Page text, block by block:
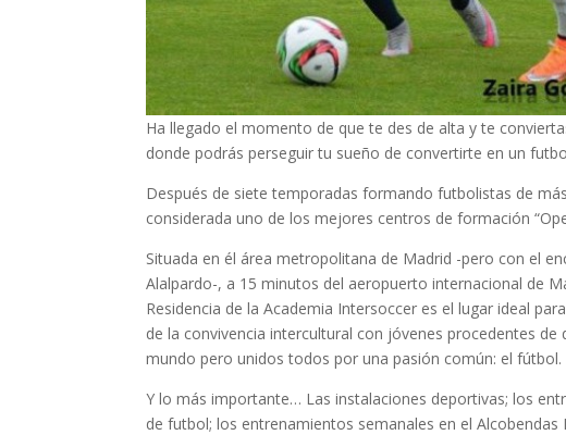
Ha llegado el momento de que te des de alta y te
donde podrás perseguir tu sueño de convertirte en un
Después de siete temporadas formando futbolistas de
considerada uno de los mejores centros de formación
Situada en él área metropolitana de Madrid -pero con el
Alalpardo-, a 15 minutos del aeropuerto internacional de
Residencia de la Academia Intersoccer es el lugar ideal
de la convivencia intercultural con jóvenes procedentes
mundo pero unidos todos por una pasión común: el fútbol.
Y lo más importante… Las instalaciones deportivas; los
de futbol; los entrenamientos semanales en el